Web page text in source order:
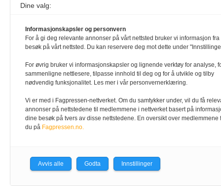
Dine valg:
Informasjonskapsler og personvern
For å gi deg relevante annonser på vårt nettsted bruker vi informasjon fra
besøk på vårt nettsted. Du kan reservere deg mot dette under
For øvrig bruker vi informasjonskapsler og lignende verktøy for analyse,
sammenligne nettlesere, tilpasse innhold til deg og for å utvikle og tilby
nødvendig funksjonalitet. Les mer i vår personvernerklæring.
Vi er med i Fagpressen-nettverket. Om du samtykker under, vil du få
annonser på nettstedene til medlemmene i nettverket basert på
dine besøk på tvers av disse nettstedene. En oversikt over medlemmene
du på Fagpressen.no.
Avvis alle Godta Innstillinger